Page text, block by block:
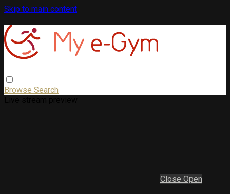
Skip to main content
Browse Search
Close Open